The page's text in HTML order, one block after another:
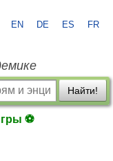
EN DE ES FR
Найти!
⚽